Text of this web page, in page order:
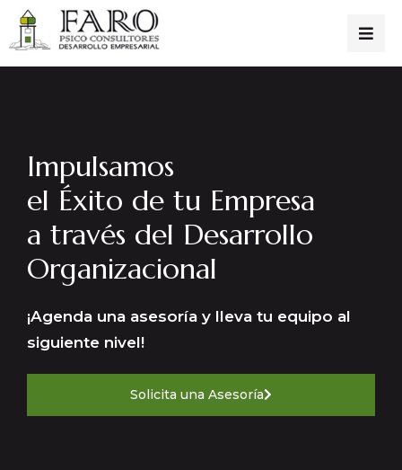
Impulsamos
el Éxito de tu Empresa
a través del Desarrollo
Organizacional
¡Agenda una asesoría y lleva tu equipo al
siguiente nivel!
Solicita una Asesoría